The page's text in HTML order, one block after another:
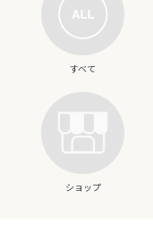
すべて
ショップ